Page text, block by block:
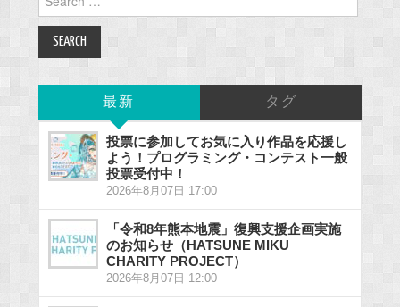
for:
最新 タグ
投票に参加してお気に入り作品を応援し
よう！プログラミング・コンテスト一般
投票受付中！
2026年8月07日 17:00
「令和8年熊本地震」復興支援企画実施
のお知らせ（HATSUNE MIKU
CHARITY PROJECT）
2026年8月07日 12:00